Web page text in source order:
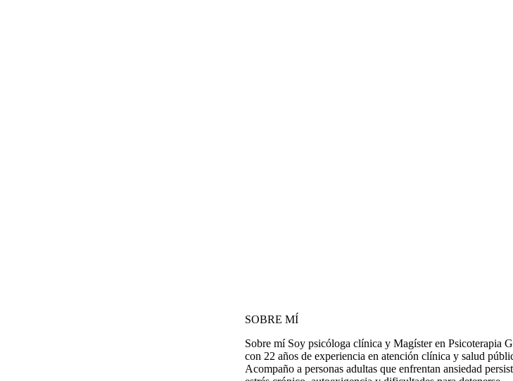
SOBRE MÍ
Sobre mí Soy psicóloga clínica y Magíster en Psicoterapia
con 22 años de experiencia en atención clínica y salud
Acompaño a personas adultas que enfrentan ansiedad